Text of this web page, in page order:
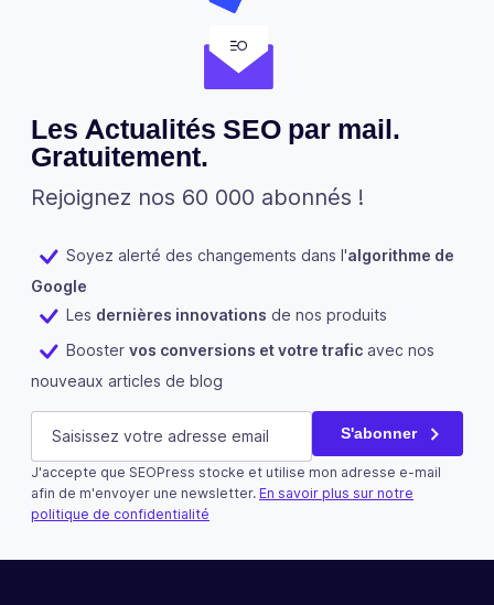
Les Actualités SEO par mail.
Gratuitement.
Rejoignez nos 60 000 abonnés !
Soyez alerté des changements dans l'algorithme de
Google
Les dernières innovations de nos produits
Booster vos conversions et votre trafic avec nos
nouveaux articles de blog
LinkedIn
Ce champ n’est utilisé qu’à des fins de validation et
E-mail (Nécessaire) S'abonner
J'accepte que SEOPress stocke et utilise mon adresse e-mail
afin de m'envoyer une newsletter. En savoir plus sur notre
politique de confidentialité